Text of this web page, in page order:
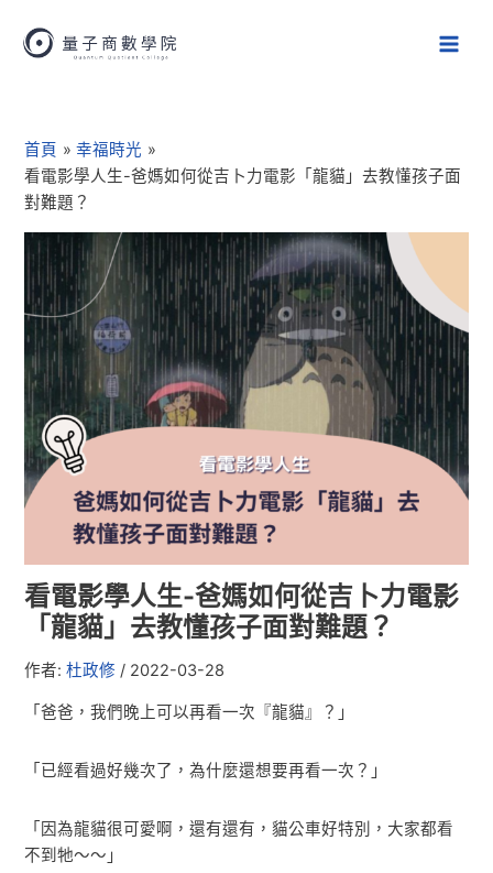
首頁
幸福時光
看電影學人生-爸媽如何從吉卜力電影「龍貓」去教懂孩子面
對難題？
看電影學人生-爸媽如何從吉卜力電影
「龍貓」去教懂孩子面對難題？
作者:杜政修 / 2022-03-28
「爸爸，我們晚上可以再看一次『龍貓』？」
「已經看過好幾次了，為什麼還想要再看一次？」
「因為龍貓很可愛啊，還有還有，貓公車好特別，大家都看
不到牠～～」